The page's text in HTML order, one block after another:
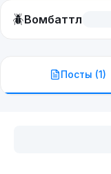
🪲Вомбаттл
Посты (1)